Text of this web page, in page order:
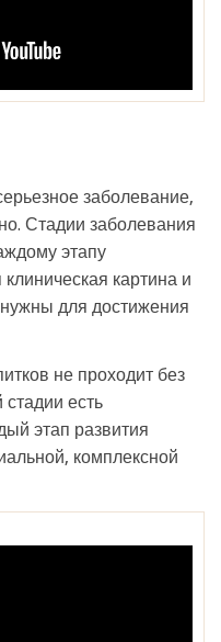
заболевание,
Стадии заболевания
этапу
картина и
для достижения
не проходит без
есть
этап развития
комплексной